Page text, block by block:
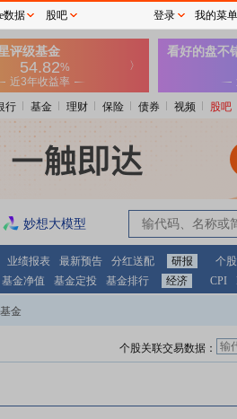
行 基金 理财 保险 债券 视频 股吧
妙想大模型
业绩报表 最新预告 分红送配 研报 个
基金净值 基金定投 基金排行 经济 CPI
金
个股关联交易数据：
数据 股吧 登录 我的菜单